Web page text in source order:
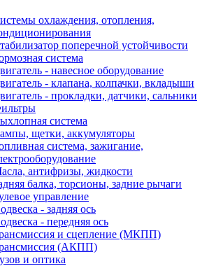
охлаждения, отопления,
поперечной устойчивости
система
- навесное оборудование
- клапана, колпачки, вкладыши
- прокладки, датчики, сальники
система
щетки, аккумуляторы
система, зажигание,
антифризы, жидкости
балка, торсионы, задние рычаги
управление
- задняя ось
- передняя ось
и сцепление (МКПП)
(АКПП)
и оптика